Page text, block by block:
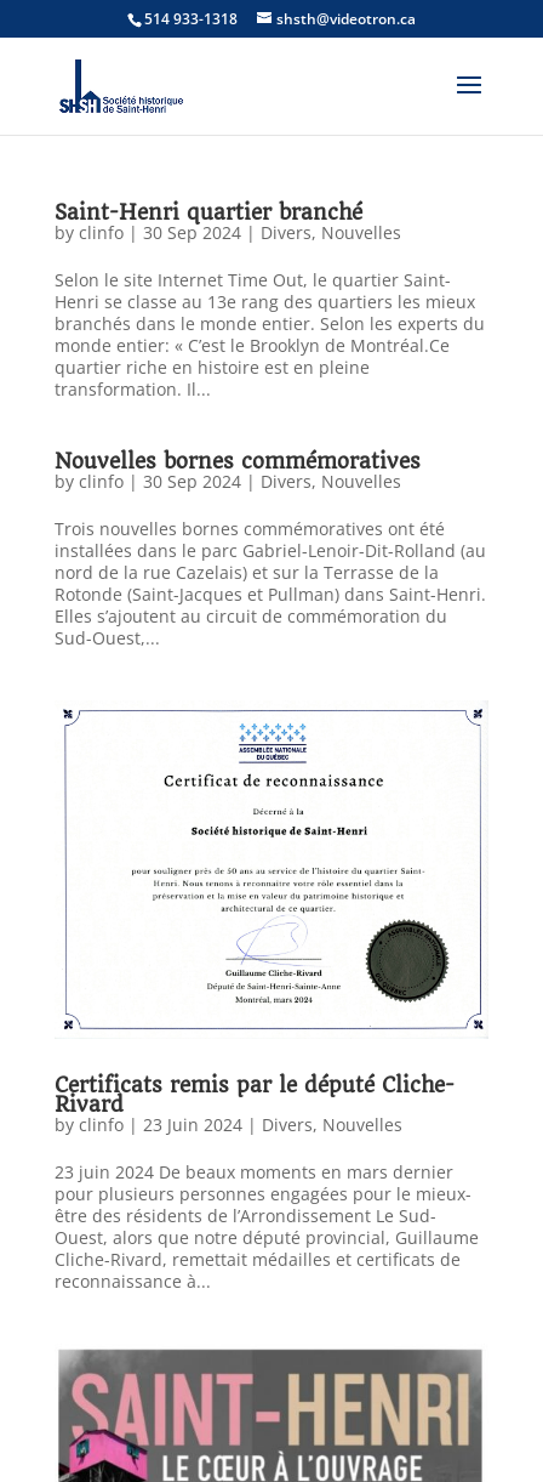
514 933-1318 shsth@videotron.ca
Saint-Henri quartier branché
by clinfo| 30 Sep 2024| Divers, Nouvelles
Selon le site Internet Time Out, le quartier Saint-
Henri se classe au 13e rang des quartiers les mieux
branchés dans le monde entier. Selon les experts du
monde entier: « C’est le Brooklyn de Montréal.Ce
quartier riche en histoire est en pleine
transformation. Il...
Nouvelles bornes commémoratives
by clinfo| 30 Sep 2024| Divers, Nouvelles
Trois nouvelles bornes commémoratives ont été
installées dans le parc Gabriel-Lenoir-Dit-Rolland (au
nord de la rue Cazelais) et sur la Terrasse de la
Rotonde (Saint-Jacques et Pullman) dans Saint-Henri.
Elles s’ajoutent au circuit de commémoration du
Sud-Ouest,...
Certificats remis par le député Cliche-
Rivard
by clinfo| 23 Juin 2024| Divers, Nouvelles
23 juin 2024 De beaux moments en mars dernier
pour plusieurs personnes engagées pour le mieux-
être des résidents de l’Arrondissement Le Sud-
Ouest, alors que notre député provincial, Guillaume
Cliche-Rivard, remettait médailles et certificats de
reconnaissance à...